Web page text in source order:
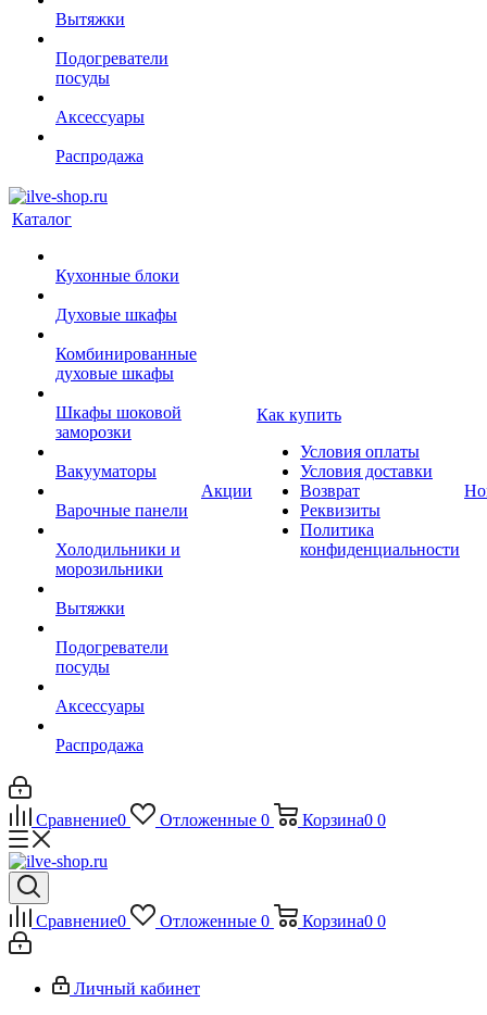
Вытяжки
Подогреватели
посуды
Аксессуары
Распродажа
Каталог
Кухонные блоки
Духовые шкафы
Комбинированные
духовые шкафы
Шкафы шоковой
заморозки
Вакууматоры
Варочные панели
Холодильники и
морозильники
Вытяжки
Подогреватели
посуды
Аксессуары
Распродажа
Акции
Как купить
Условия оплаты
Условия доставки
Возврат
Реквизиты
Политика
конфиденциальности
Сравнение0 Отложенные 0 Корзина0 0
Сравнение0 Отложенные 0 Корзина0 0
Личный кабинет